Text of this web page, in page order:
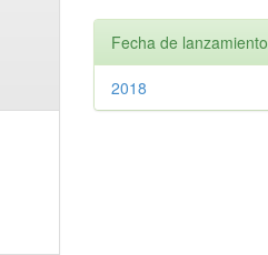
Fecha de lanzamiento
2018